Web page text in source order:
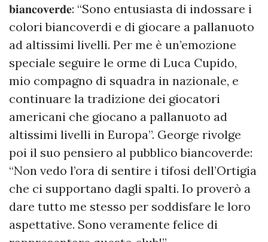
𝐛𝐢𝐚𝐧𝐜𝐨𝐯𝐞𝐫𝐝𝐞: “Sono entusiasta di indossare i
colori biancoverdi e di giocare a pallanuoto
ad altissimi livelli. Per me è un’emozione
speciale seguire le orme di Luca Cupido,
mio compagno di squadra in nazionale, e
continuare la tradizione dei giocatori
americani che giocano a pallanuoto ad
altissimi livelli in Europa”. George rivolge
poi il suo pensiero al pubblico biancoverde:
“Non vedo l’ora di sentire i tifosi dell’Ortigia
che ci supportano dagli spalti. Io proverò a
dare tutto me stesso per soddisfare le loro
aspettative. Sono veramente felice di